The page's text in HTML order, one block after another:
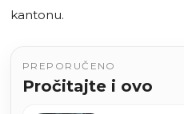
kantonu.
PREPORUČENO
Pročitajte i ovo